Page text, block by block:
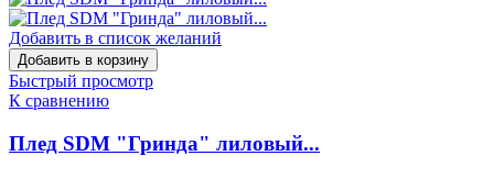
Добавить в список желаний
Добавить в корзину
Быстрый просмотр
К сравнению
Плед SDM "Гринда" лиловый...